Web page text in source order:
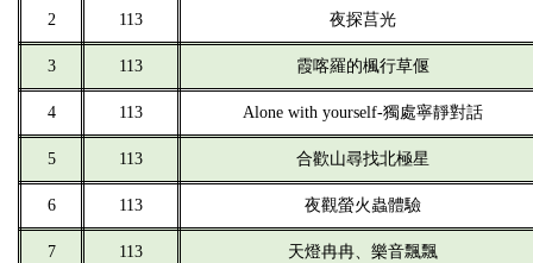
2 113 夜探莒光
3 113 霞喀羅的楓行草偃
4 113 Alone with yourself-獨處寧靜對話
5 113 合歡山尋找北極星
6 113 夜觀螢火蟲體驗
7 113 天燈冉冉、樂音飄飄